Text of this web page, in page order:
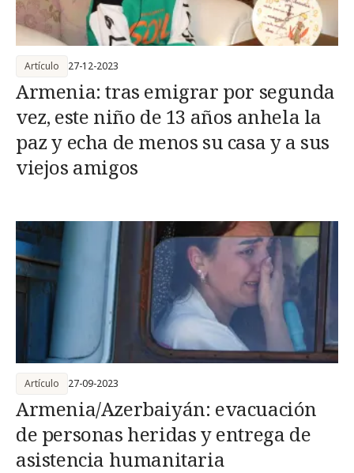
Armenia: tras emigrar por segunda
vez, este niño de 13 años anhela la
paz y echa de menos su casa y a sus
viejos amigos
Artículo 27-12-2023
Armenia/Azerbaiyán: evacuación
de personas heridas y entrega de
asistencia humanitaria
Artículo 27-09-2023